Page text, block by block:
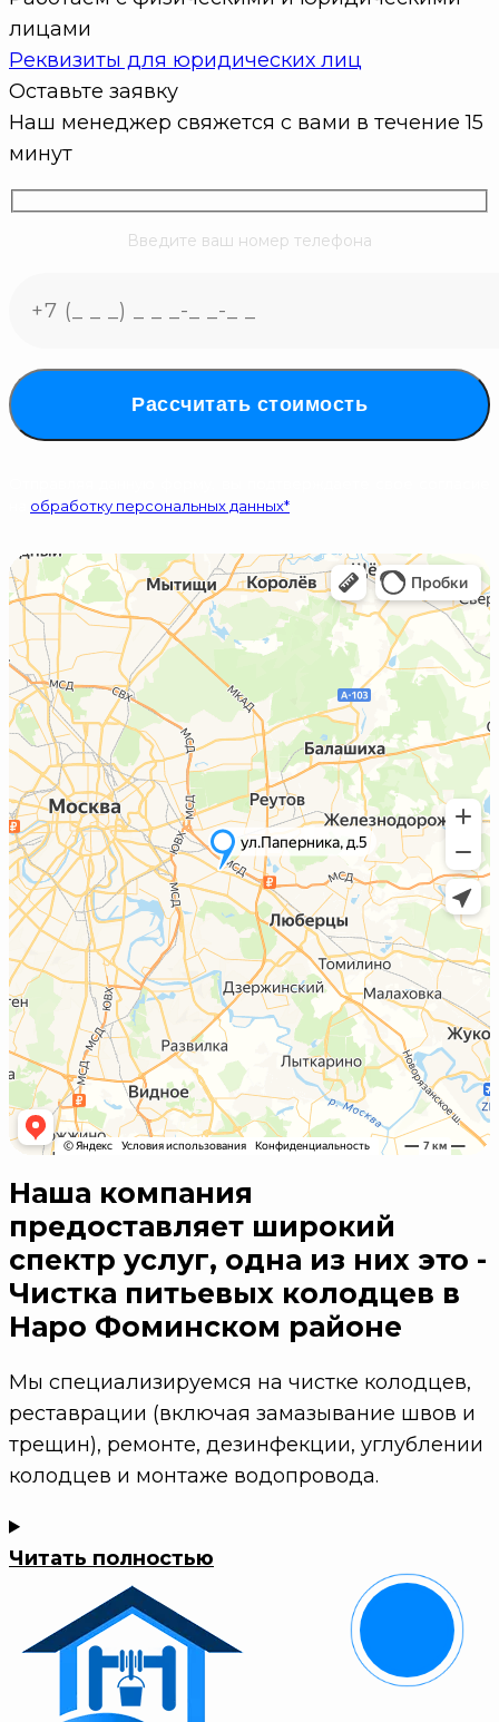
лицами
Реквизиты для юридических лиц
Оставьте заявку
Наш менеджер свяжется с вами в течение 15
минут
Введите ваш номер телефона
Рассчитать стоимость
обработку персональных данных*
Наша компания
предоставляет широкий
спектр услуг, одна из них это -
Чистка питьевых колодцев в
Наро Фоминском районе
Мы специализируемся на чистке колодцев,
реставрации (включая замазывание швов и
трещин), ремонте, дезинфекции, углублении
колодцев и монтаже водопровода.
Читать полностью